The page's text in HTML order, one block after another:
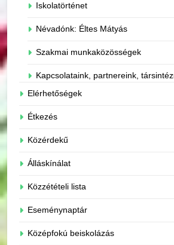
Iskolatörténet
Névadónk: Éltes Mátyás
Szakmai munkaközösségek
Kapcsolataink, partnereink,
Elérhetőségek
Étkezés
Közérdekű
Álláskínálat
Közzétételi lista
Eseménynaptár
Középfokú beiskolázás